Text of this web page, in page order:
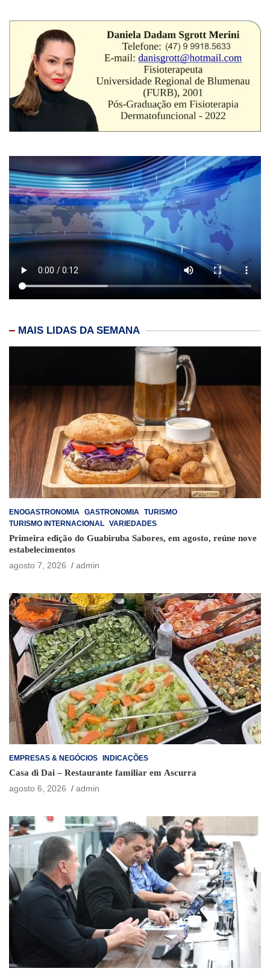
MAIS LIDAS DA SEMANA
ENOGASTRONOMIA GASTRONOMIA
TURISMO
TURISMO INTERNACIONAL VARIEDADES
Primeira edição do Guabiruba Sabores, em agosto, reúne nove
estabelecimentos
agosto 7, 2026
admin
EMPRESAS & NEGÓCIOS INDICAÇÕES
Casa di Dai – Restaurante familiar em Ascurra
agosto 6, 2026
admin